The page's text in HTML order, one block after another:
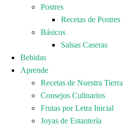
Postres
Recetas de Postres
Básicos
Salsas Caseras
Bebidas
Aprende
Recetas de Nuestra Tierra
Consejos Culinarios
Frutas por Letra Inicial
Joyas de Estantería